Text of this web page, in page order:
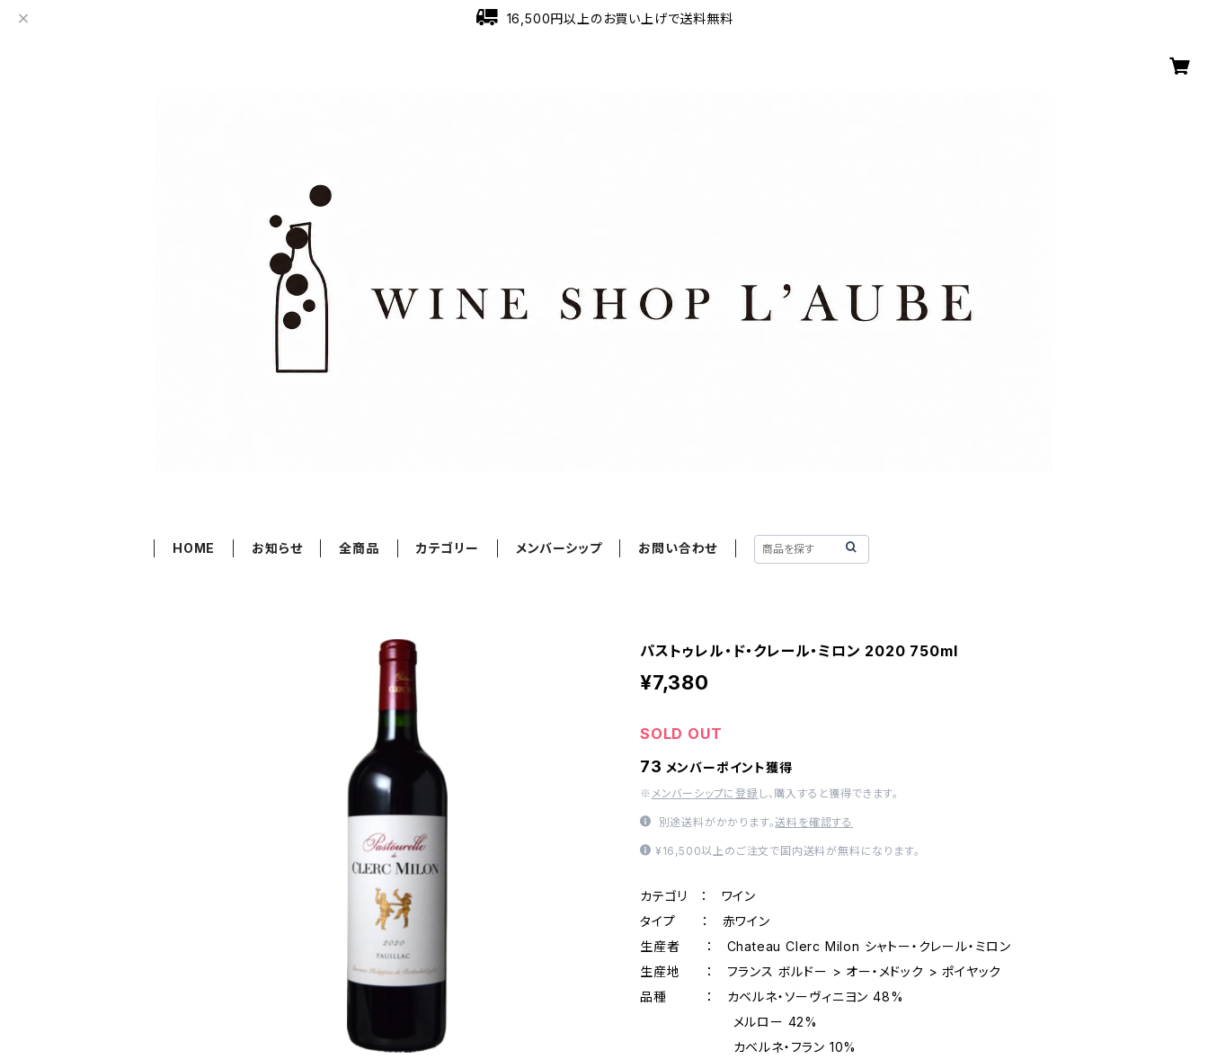
16,500円以上のお買い上げで送料無料
HOME お知らせ 全商品 カテゴリー メンバーシップ お問い合わせ
パストゥレル・ド・クレール・ミロン 2020 750ml
¥7,380
SOLD OUT
73 メンバーポイント獲得
※ メンバーシップに登録 し、購入すると獲得できます。
別途送料がかかります。送料を確認する
¥16,500以上のご注文で国内送料が無料になります。
カテゴリ ： ワイン
タイプ ： 赤ワイン
生産者 ： Chateau Clerc Milon シャトー・クレール・ミロン
生産地 ： フランス ボルドー > オー・メドック > ポイヤック
品種 ： カベルネ・ソーヴィニヨン 48%
メルロー 42%
カベルネ・フラン 10%